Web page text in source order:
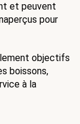
et peuvent
pour
objectifs
boissons,
à la